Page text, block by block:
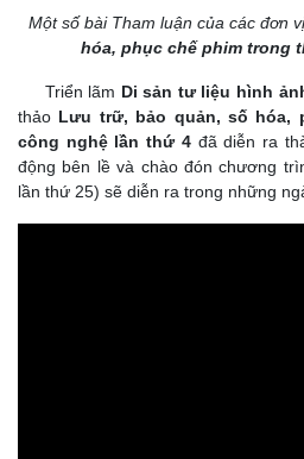
Một số bài Tham luận của các đơn
hóa, phục chế phim trong
Triển lãm Di sản tư liệu hình
thảo Lưu trữ, bảo quản, số hóa,
công nghệ lần thứ 4đã diễn ra
động bên lề và chào đón chương
lần thứ 25) sẽ diễn ra trong những